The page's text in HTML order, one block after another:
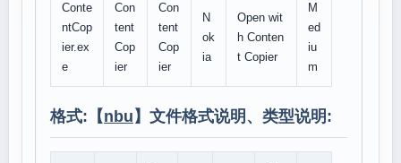
Conte
ntCop
ier.ex
e
Con
tent
Cop
ier
Con
tent
Cop
ier
N
ok
ia
Open wit
h Conten
t Copier
M
ed
iu
m
格式:【nbu 】文件格式说明、类型说明: